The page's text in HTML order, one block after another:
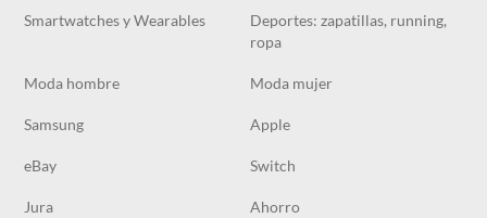
Smartwatches y Wearables
Deportes: zapatillas, running,
ropa
Moda hombre Moda mujer
Samsung Apple
eBay Switch
Jura Ahorro